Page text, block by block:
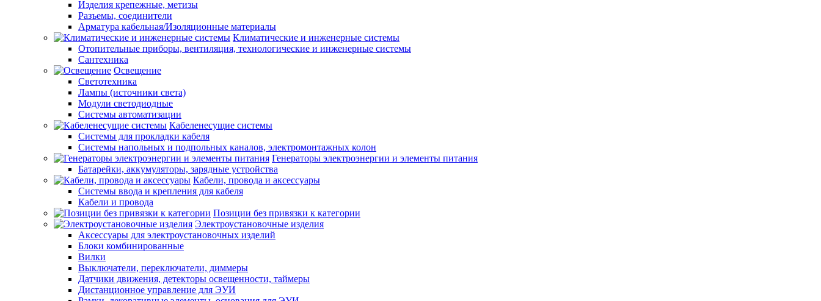
Изделия крепежные, метизы
Разъемы, соединители
Арматура кабельная/Изоляционные материалы
Климатические и инженерные системы
Отопительные приборы, вентиляция, технологические и инженерные системы
Сантехника
Освещение
Светотехника
Лампы (источники света)
Модули светодиодные
Системы автоматизации
Кабеленесущие системы
Системы для прокладки кабеля
Системы напольных и подпольных каналов, электромонтажных колон
Генераторы электроэнергии и элементы питания
Батарейки, аккумуляторы, зарядные устройства
Кабели, провода и аксессуары
Системы ввода и крепления для кабеля
Кабели и провода
Позиции без привязки к категории
Электроустановочные изделия
Аксессуары для электроустановочных изделий
Блоки комбинированные
Вилки
Выключатели, переключатели, диммеры
Датчики движения, детекторы освещенности, таймеры
Дистанционное управление для ЭУИ